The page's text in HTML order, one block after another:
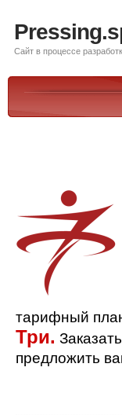
Сайт в процессе
тарифный
Три.
предложить